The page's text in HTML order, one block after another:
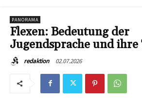
PANORAMA
Flexen: Bedeutung der
Jugendsprache und ihre
redaktion 02.07.2026